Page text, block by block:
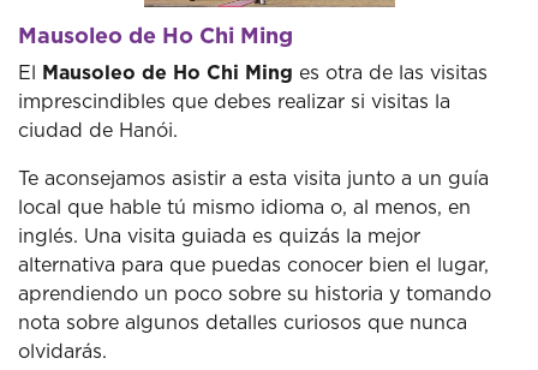
Mausoleo de Ho Chi Ming
El Mausoleo de Ho Chi Ming es otra de las visitas
imprescindibles que debes realizar si visitas la
ciudad de Hanói.
Te aconsejamos asistir a esta visita junto a un guía
local que hable tú mismo idioma o, al menos, en
inglés. Una visita guiada es quizás la mejor
alternativa para que puedas conocer bien el lugar,
aprendiendo un poco sobre su historia y tomando
nota sobre algunos detalles curiosos que nunca
olvidarás.